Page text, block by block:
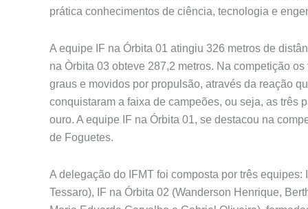
prática conhecimentos de ciência, tecnologia e
A equipe IF na Órbita 01 atingiu 326 metros de
na Òrbita 03 obteve 287,2 metros. Na competição
graus e movidos por propulsão, através da reação
conquistaram a faixa de campeões, ou seja, as três
ouro. A equipe IF na Órbita 01, se destacou na
de Foguetes.
A delegação do IFMT foi composta por três
Tessaro), IF na Órbita 02 (Wanderson Henrique,